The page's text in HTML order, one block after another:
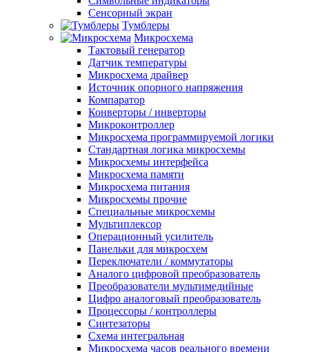
Сенсорный экран
Тумблеры
Микросхема
Тактовый генератор
Датчик температуры
Микросхема драйвер
Источник опорного напряжения
Компаратор
Конверторы / инверторы
Микроконтроллер
Микросхема программируемой логики
Стандартная логика микросхемы
Микросхемы интерфейса
Микросхема памяти
Микросхема питания
Микросхемы прочие
Специальные микросхемы
Мультиплексор
Операционный усилитель
Панельки для микросхем
Переключатели / коммутаторы
Аналого цифровой преобразователь
Преобразователи мультимедийные
Цифро аналоговый преобразователь
Процессоры / контроллеры
Синтезаторы
Схема интегральная
Микросхема часов реального времени